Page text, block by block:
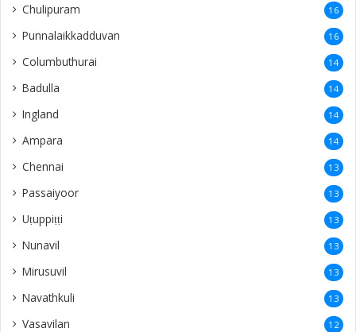
Chulipuram 16
Punnalaikkadduvan 16
Columbuthurai 14
Badulla 14
Ingland 14
Ampara 14
Chennai 13
Passaiyoor 13
Uṭuppiṭṭi 13
Nunavil 13
Mirusuvil 13
Navathkuli 13
Vasavilan 12